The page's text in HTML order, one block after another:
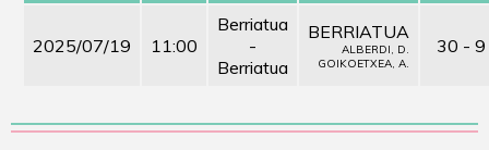
2025/07/19 11:00
Berriatua
-
Berriatua
BERRIATUA
ALBERDI, D.
GOIKOETXEA, A.
30 - 9